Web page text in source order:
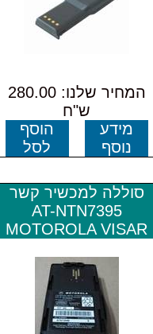
המחיר שלנו: 280.00
ש"ח
מידע
נוסף
הוסף
לסל
סוללה למכשיר קשר
AT-NTN7395
MOTOROLA VISAR